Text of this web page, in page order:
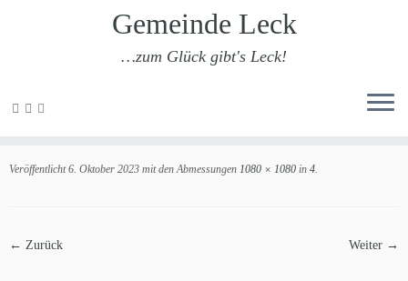
Zum
Gemeinde Leck
…zum Glück gibt's Leck!
Veröffentlicht 6. Oktober 2023 mit den Abmessungen 1080 × 1080 in 4.
← Zurück Weiter →